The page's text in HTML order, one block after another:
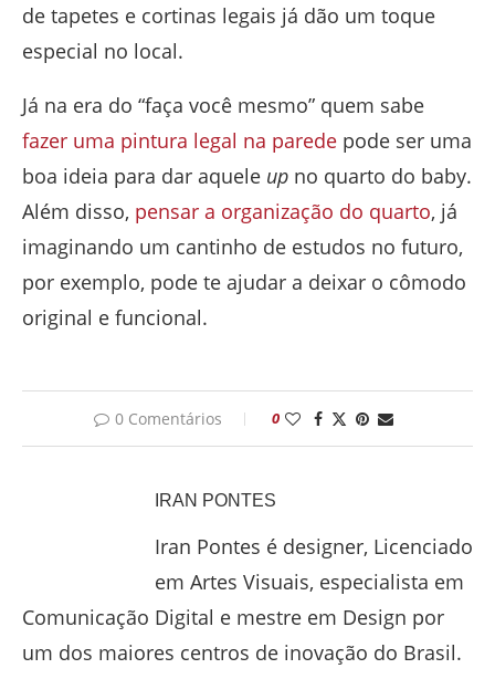
de tapetes e cortinas legais já dão um toque
especial no local.
Já na era do “faça você mesmo” quem sabe
fazer uma pintura legal na parede pode ser uma
boa ideia para dar aquele up no quarto do baby.
Além disso, pensar a organização do quarto, já
imaginando um cantinho de estudos no futuro,
por exemplo, pode te ajudar a deixar o cômodo
original e funcional.
0 Comentários 0
IRAN PONTES
Iran Pontes é designer, Licenciado
em Artes Visuais, especialista em
Comunicação Digital e mestre em Design por
um dos maiores centros de inovação do Brasil.